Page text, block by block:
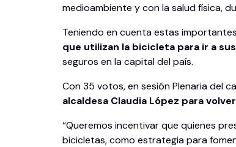
medioambiente y con la salud física,
Teniendo en cuenta estas
que utilizan la bicicleta para ir a
seguros en la capital del país.
Con 35 votos, en sesión Plenaria del
alcaldesa Claudia López para
“Queremos incentivar que quienes
bicicletas, como estrategia para